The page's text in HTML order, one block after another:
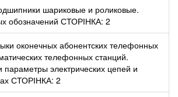
шариковые и роликовые.
обозначений СТОРІНКА: 2
оконечных абонентских телефонных
телефонных станций.
параметры электрических цепей и
СТОРІНКА: 2